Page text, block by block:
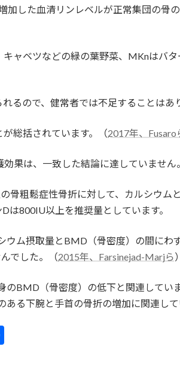
加した血清リンレベルが正常集団の骨
ャベツなどの緑の葉野菜、MKnはバ
るので、健常者では不足することはあ
総括されています。（2017年、Fusaro
果は、一致した結論に達していません
骨粗鬆症性骨折に対して、カルシウ
は800IU以上を推奨量としています。
ウム摂取量とBMD（骨密度）の間に
でした。（2015年、Farsinejad-Marjら）
のBMD（骨密度）の低下と関連して
ある下腕と手首の骨折の増加に関連し